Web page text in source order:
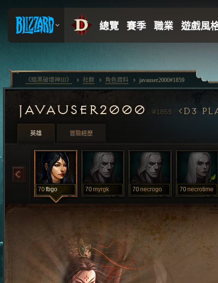
JAVAUSER2000 #1859 D3
英雄 冒險經歷
70fbgo 70myrgk 70necrogo 70necrotime
《暗黑破壞神III》 社群 角色資料 javauser2000#1859